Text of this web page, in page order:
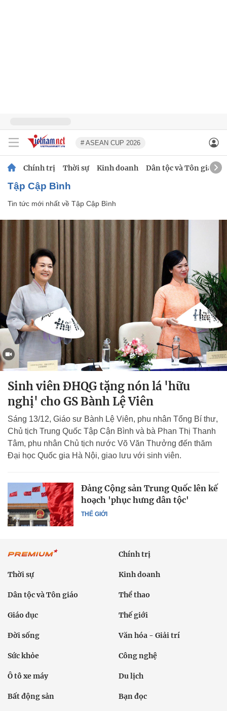
# ASEAN CUP 2026
Chính trị Thời sự Kinh doanh Dân tộc và Tôn giáo
Tập Cập Bình
Tin tức mới nhất về Tập Cập Bình
Sinh viên ĐHQG tặng nón lá 'hữu
nghị' cho GS Bành Lệ Viên
Sáng 13/12, Giáo sư Bành Lệ Viên, phu nhân Tổng Bí thư,
Chủ tịch Trung Quốc Tập Cận Bình và bà Phan Thị Thanh
Tâm, phu nhân Chủ tịch nước Võ Văn Thưởng đến thăm
Đại học Quốc gia Hà Nội, giao lưu với sinh viên.
THẾ GIỚI
Đảng Cộng sản Trung Quốc lên kế
hoạch 'phục hưng dân tộc'
Chính trị
Thời sự Kinh doanh
Dân tộc và Tôn giáo Thể thao
Giáo dục Thế giới
Đời sống Văn hóa - Giải trí
Sức khỏe Công nghệ
Ô tô xe máy Du lịch
Bất động sản Bạn đọc